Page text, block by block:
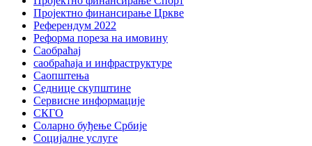
Пројектно финансирање Цркве
Референдум 2022
Реформа пореза на имовину
Саобраћај
саобраћаја и инфраструктуре
Саопштења
Седнице скупштине
Сервисне информације
СКГО
Соларно буђење Србије
Социјалне услуге